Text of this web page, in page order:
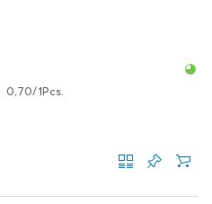
EUR
0,70/1Pcs.